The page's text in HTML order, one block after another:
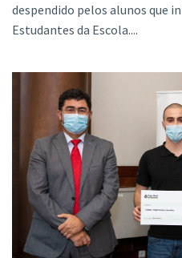
despendido pelos alunos que
Estudantes da Escola....